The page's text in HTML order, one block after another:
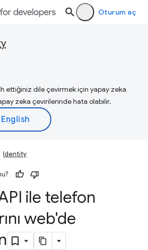
Oturum aç
ettiğiniz dile çevirmek için yapay zeka
zeka çevirilerinde hata olabilir.
Identity
ile telefon
web'de